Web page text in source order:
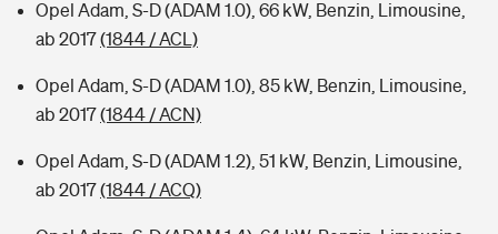
Opel Adam, S-D (ADAM 1.0), 66 kW, Benzin, Limousine,
ab 2017(1844 / ACL)
Opel Adam, S-D (ADAM 1.0), 85 kW, Benzin, Limousine,
ab 2017(1844 / ACN)
Opel Adam, S-D (ADAM 1.2), 51 kW, Benzin, Limousine,
ab 2017(1844 / ACQ)